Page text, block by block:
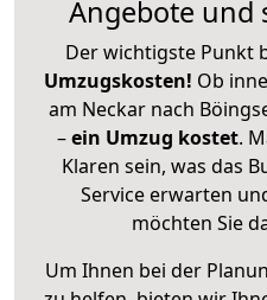
Angebote und
Der wichtigste Punkt
Umzugskosten! Ob
am Neckar nach
–ein Umzug kostet.
Klaren sein, was das
Service erwarten
möchten Sie
Um Ihnen bei der